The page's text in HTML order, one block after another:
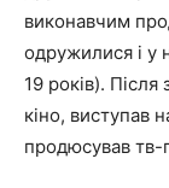
виконавчим
одружилися і у
19 років).
кіно, виступав
продюсував тв-